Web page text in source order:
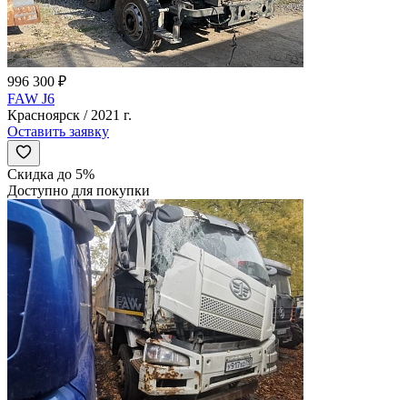
996 300 ₽
FAW J6
Красноярск / 2021 г.
Оставить заявку
Скидка до 5%
Доступно для покупки